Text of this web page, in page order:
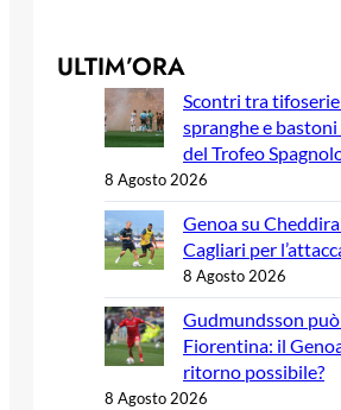
ULTIM’ORA
Scontri tra tifoserie
spranghe e
del Trofeo
8 Agosto 2026
Genoa su
Cagliari per
8 Agosto 2026
Gudmundsson
Fiorentina: il
ritorno possibile?
8 Agosto 2026